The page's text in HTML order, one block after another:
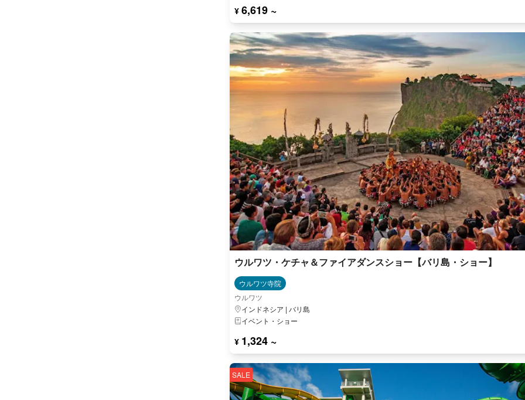
¥ 6,619 ~
ウルワツ・ケチャ＆ファイアダンスショー【バリ島・ショー】
ウルワツ寺院
ウルワツ
インドネシア | バリ島
イベント・ショー
¥ 1,324 ~
SALE